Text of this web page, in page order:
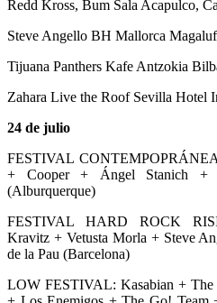
Redd Kross, Bum Sala Acapulco,
Steve Angello BH Mallorca Magaluf
Tijuana Panthers Kafe Antzokia
Zahara Live the Roof Sevilla Hotel
24 de julio
FESTIVAL
+ Cooper + Ángel Stanich
(Alburquerque)
FESTIVAL HARD ROCK
Kravitz + Vetusta Morla + Steve
de la Pau (Barcelona)
LOW FESTIVAL: Kasabian +